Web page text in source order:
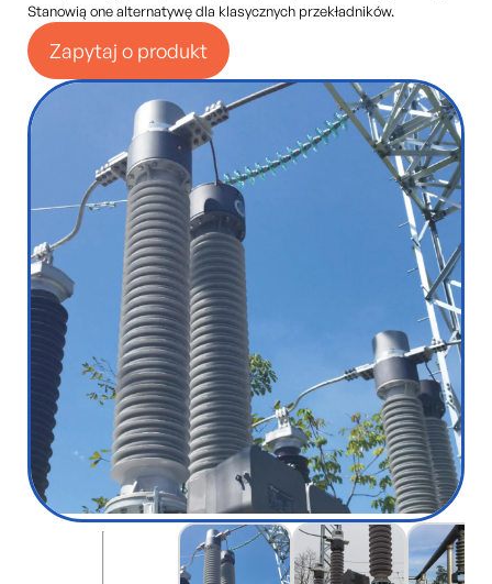
Stanowią one alternatywę dla klasycznych przekładników.
Zapytaj o produkt